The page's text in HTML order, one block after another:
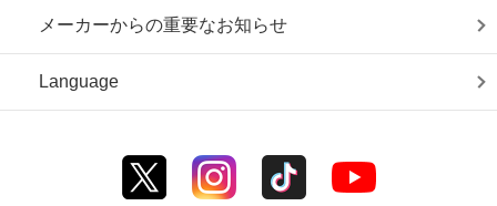
メーカーからの重要なお知らせ
Language